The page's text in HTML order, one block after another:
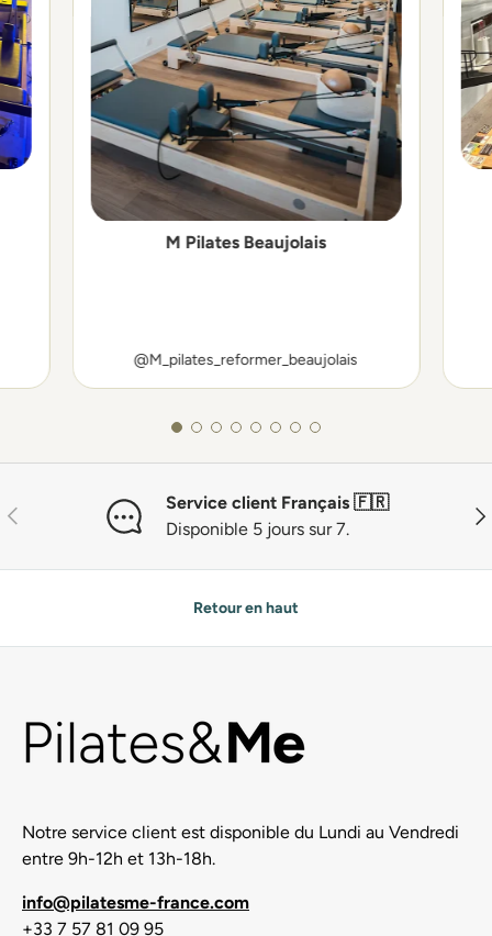
M Pilates Beaujolais
@M_pilates_reformer_beaujolais
Précédent
Service client Français 🇫🇷
Disponible 5 jours sur 7.
Retour en haut
Notre service client est disponible du Lundi au Vendredi
entre 9h-12h et 13h-18h.
info@pilatesme-france.com
+33 7 57 81 09 95